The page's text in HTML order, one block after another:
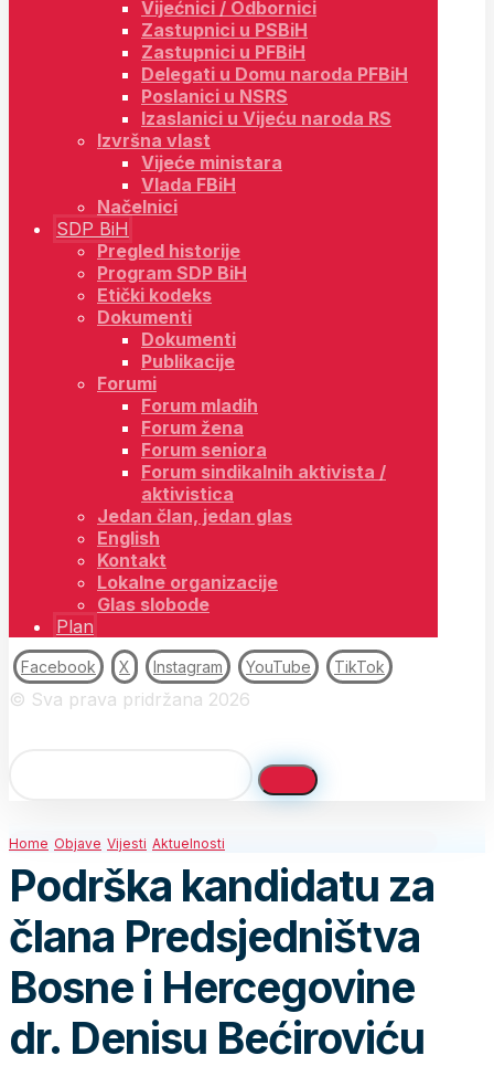
Vijećnici / Odbornici
Zastupnici u PSBiH
Zastupnici u PFBiH
Delegati u Domu naroda PFBiH
Poslanici u NSRS
Izaslanici u Vijeću naroda RS
Izvršna vlast
Vijeće ministara
Vlada FBiH
Načelnici
SDP BiH
Pregled historije
Program SDP BiH
Etički kodeks
Dokumenti
Dokumenti
Publikacije
Forumi
Forum mladih
Forum žena
Forum seniora
Forum sindikalnih aktivista /
aktivistica
Jedan član, jedan glas
English
Kontakt
Lokalne organizacije
Glas slobode
Plan
Facebook X Instagram YouTube TikTok
© Sva prava pridržana 2026
Home Objave Vijesti Aktuelnosti
Podrška kandidatu za
člana Predsjedništva
Bosne i Hercegovine
dr. Denisu Bećiroviću